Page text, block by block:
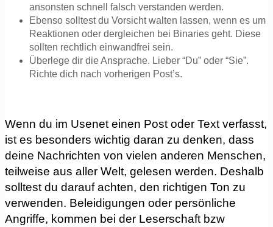
ansonsten schnell falsch verstanden werden.
Ebenso solltest du Vorsicht walten lassen, wenn es um
Reaktionen oder dergleichen bei Binaries geht. Diese
sollten rechtlich einwandfrei sein.
Überlege dir die Ansprache. Lieber “Du” oder “Sie”.
Richte dich nach vorherigen Post’s.
Wenn du im Usenet einen Post oder Text verfasst,
ist es besonders wichtig daran zu denken, dass
deine Nachrichten von vielen anderen Menschen,
teilweise aus aller Welt, gelesen werden. Deshalb
solltest du darauf achten, den richtigen Ton zu
verwenden. Beleidigungen oder persönliche
Angriffe, kommen bei der Leserschaft bzw